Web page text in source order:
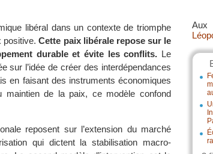
Aux
libéral dans un contexte de triomphe
positive.Cette paix libérale repose sur le
durable et évite les conflits. Le
sur l’idée de créer des interdépendances
en faisant des instruments économiques
maintien de la paix, ce modèle confond
reposent sur l’extension du marché
qui dictent la stabilisation macro-